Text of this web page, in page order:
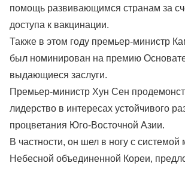
помощь развивающимся странам за
доступа к вакцинации.
Также в этом году премьер-министр
был номинирован на премию
выдающиеся заслуги.
Премьер-министр Хун Сен
лидерство в интересах устойчивого
процветания Юго-Восточной Азии.
В частности, он шел в ногу с системой
Небесной объединенной Кореи,